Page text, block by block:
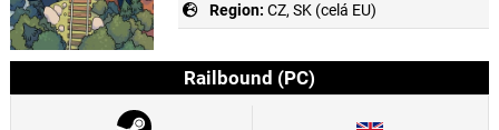
Region: CZ, SK (celá EU)
Railbound (PC)